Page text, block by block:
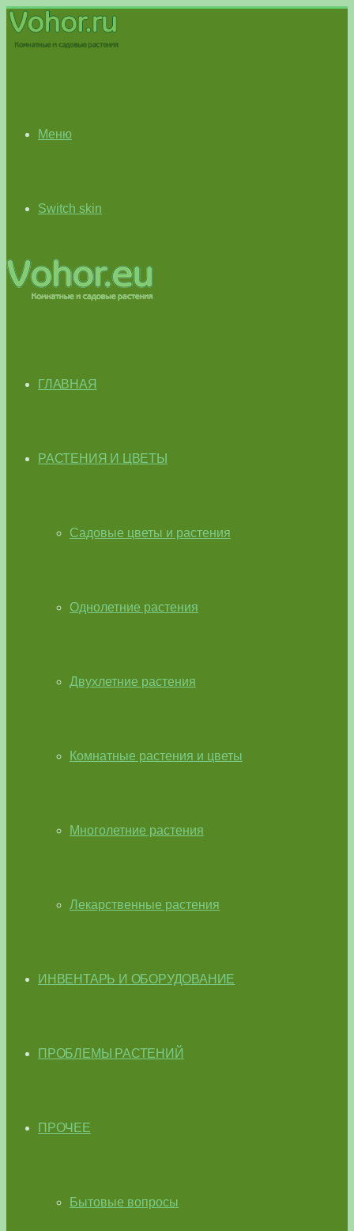
Меню
Switch skin
ГЛАВНАЯ
РАСТЕНИЯ И ЦВЕТЫ
Садовые цветы и растения
Однолетние растения
Двухлетние растения
Комнатные растения и цветы
Многолетние растения
Лекарственные растения
ИНВЕНТАРЬ И ОБОРУДОВАНИЕ
ПРОБЛЕМЫ РАСТЕНИЙ
ПРОЧЕЕ
Бытовые вопросы